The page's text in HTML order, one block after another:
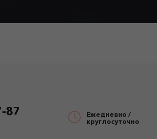
87
Ежедневно /
круглосуточно